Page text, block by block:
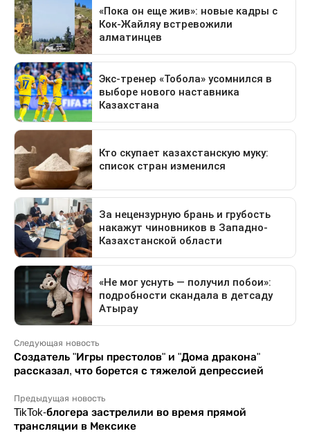
Следующая новость
Создатель "Игры престолов" и "Дома дракона"
рассказал, что борется с тяжелой депрессией
Предыдущая новость
TikTok-блогера застрелили во время прямой
трансляции в Мексике